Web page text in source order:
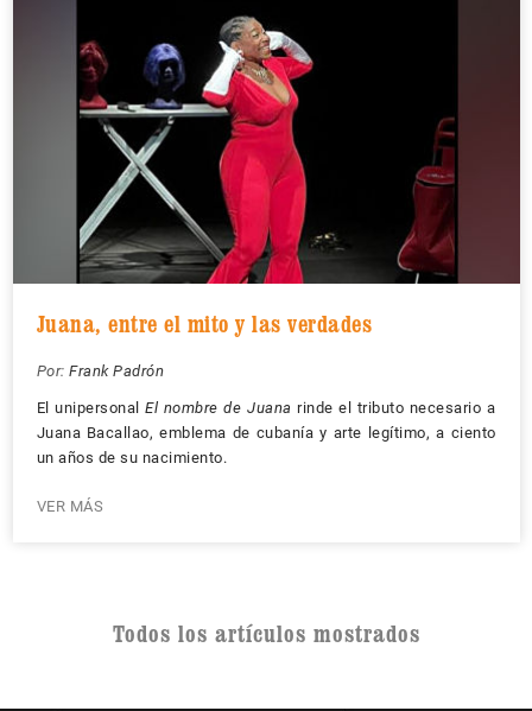
Juana, entre el mito y las verdades
Por: Frank Padrón
El unipersonalEl nombre de Juana rinde el tributo necesario a
Juana Bacallao, emblema de cubanía y arte legítimo, a ciento
un años de su nacimiento.
VER MÁS
Todos los artículos mostrados